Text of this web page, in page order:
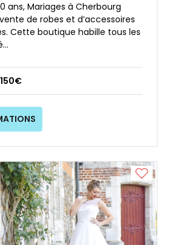
ans, Mariages à Cherbourg
de robes et d’accessoires
Cette boutique habille tous les